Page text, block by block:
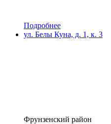
Подробнее
ул. Белы Куна, д. 1, к. 3
Фрунзенский район